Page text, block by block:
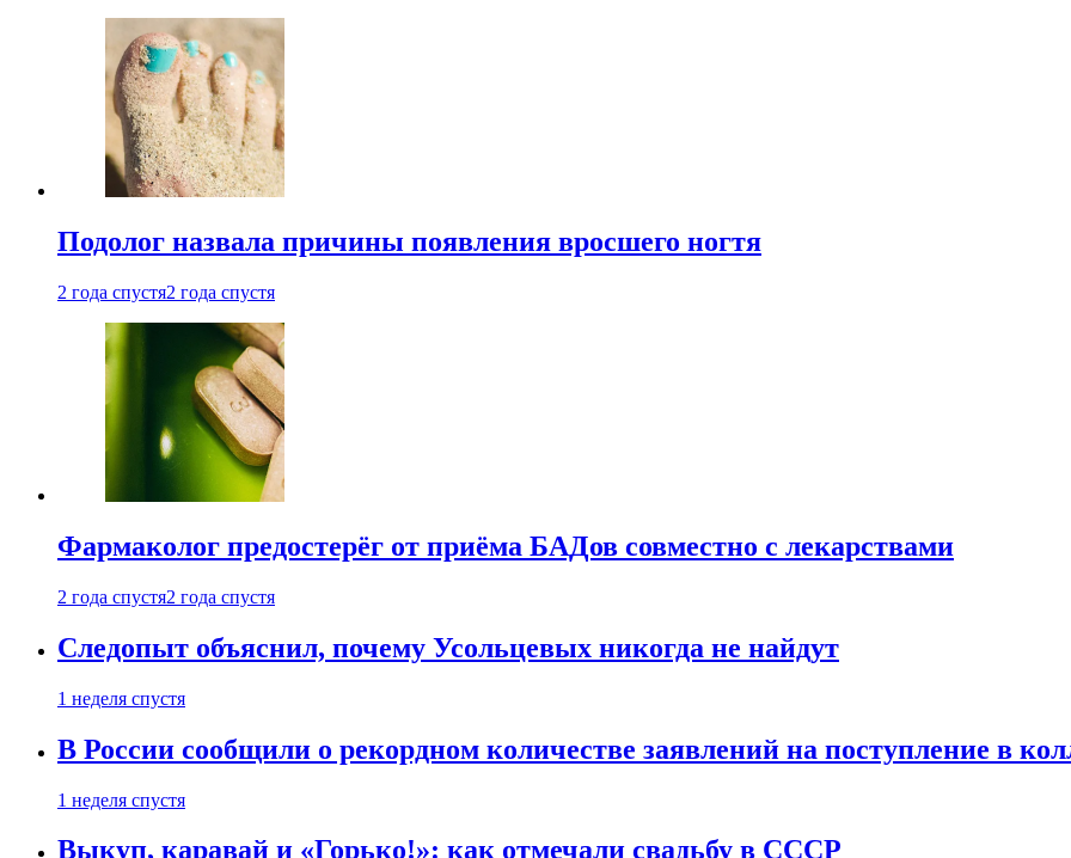
Подолог назвала причины появления вросшего ногтя
2 года спустя2 года спустя
Фармаколог предостерёг от приёма БАДов совместно с лекарствами
2 года спустя2 года спустя
Следопыт объяснил, почему Усольцевых никогда не найдут
1 неделя спустя
В России сообщили о рекордном количестве заявлений на поступление в
1 неделя спустя
Выкуп, каравай и «Горько!»: как отмечали свадьбу в СССР